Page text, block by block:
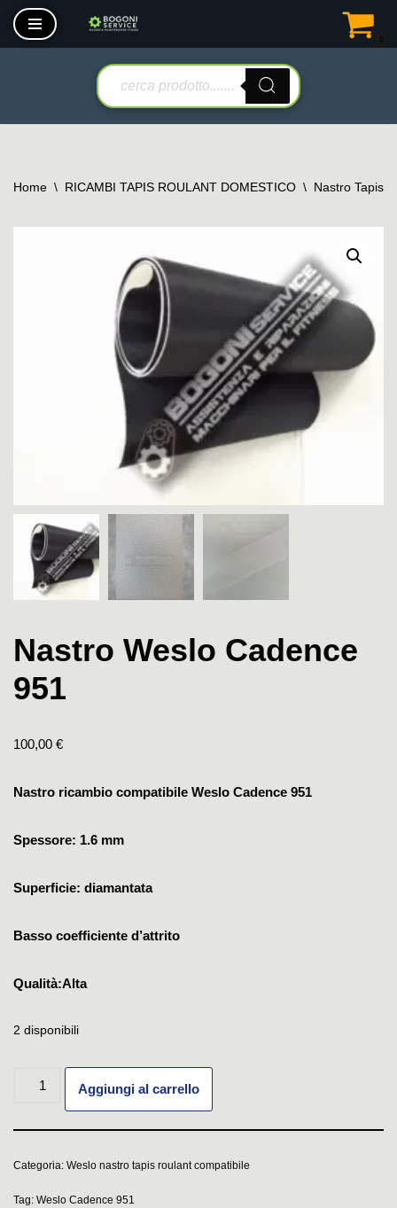
Vai
Home \ RICAMBI TAPIS ROULANT DOMESTICO \ Nastro Tapis
Nastro Weslo Cadence
951
100,00 €
Nastro ricambio compatibile Weslo Cadence 951
Spessore: 1.6 mm
Superficie: diamantata
Basso coefficiente d’attrito
Qualità:Alta
2 disponibili
Aggiungi al carrello
Categoria: Weslo nastro tapis roulant compatibile
Tag: Weslo Cadence 951